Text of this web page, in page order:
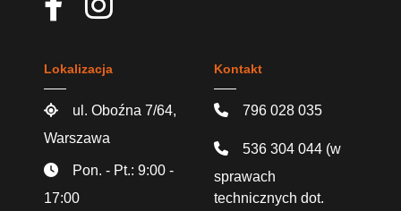
Lokalizacja
ul. Oboźna 7/64,
Warszawa
Pon. - Pt.: 9:00 -
17:00
Kontakt
796 028 035
536 304 044 (w
sprawach
technicznych dot.